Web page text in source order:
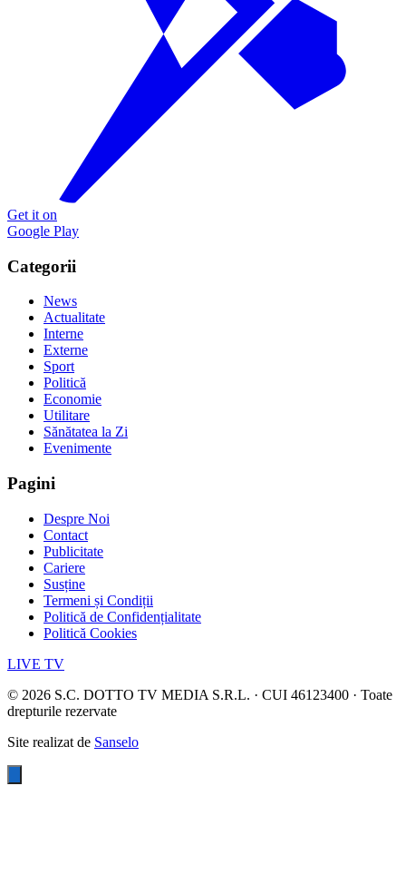
Get it on
Google Play
Categorii
News
Actualitate
Interne
Externe
Sport
Politică
Economie
Utilitare
Sănătatea la Zi
Evenimente
Pagini
Despre Noi
Contact
Publicitate
Cariere
Susține
Termeni și Condiții
Politică de Confidențialitate
Politică Cookies
LIVE TV
© 2026 S.C. DOTTO TV MEDIA S.R.L. · CUI 46123400 · Toate
drepturile rezervate
Site realizat de Sanselo